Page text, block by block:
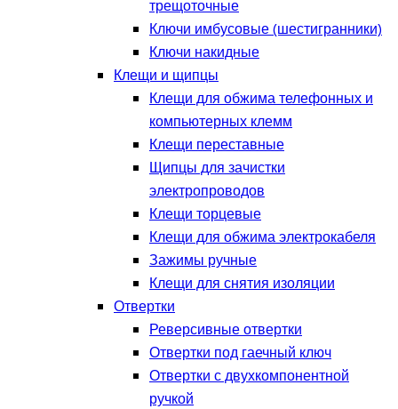
трещоточные
Ключи имбусовые (шестигранники)
Ключи накидные
Клещи и щипцы
Клещи для обжима телефонных и
компьютерных клемм
Клещи переставные
Щипцы для зачистки
электропроводов
Клещи торцевые
Клещи для обжима электрокабеля
Зажимы ручные
Клещи для снятия изоляции
Отвертки
Реверсивные отвертки
Отвертки под гаечный ключ
Отвертки с двухкомпонентной
ручкой